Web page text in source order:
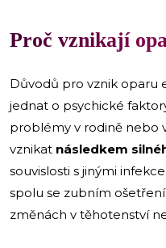
Proč vznikají
Důvodů pro vznik oparu
jednat o psychické
problémy v rodině nebo
vznikat následkem
souvislosti s jinými
spolu se zubním
změnách v těhotenství